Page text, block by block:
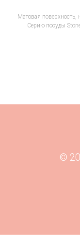
Матовая
Серию посуды
©